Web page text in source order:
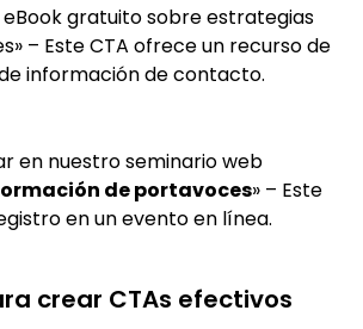
gratuito sobre estrategias
– Este CTA ofrece un recurso de
información de contacto.
en nuestro seminario web
de portavoces» – Este
en un evento en línea.
crear CTAs efectivos